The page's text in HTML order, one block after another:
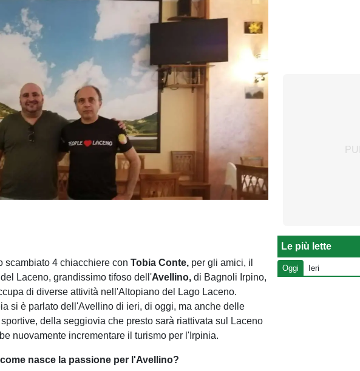
scambiato 4 chiacchiere conTobia Conte, per gli amici, il
Laceno, grandissimo tifoso dell'Avellino, di Bagnoli Irpino,
di diverse attività nell'Altopiano del Lago Laceno.
si è parlato dell'Avellino di ieri, di oggi, ma anche delle
della seggiovia che presto sarà riattivata sul Laceno
nuovamente incrementare il turismo per l'Irpinia.
nasce la passione per l'Avellino?
Le più lette
Oggi Ieri